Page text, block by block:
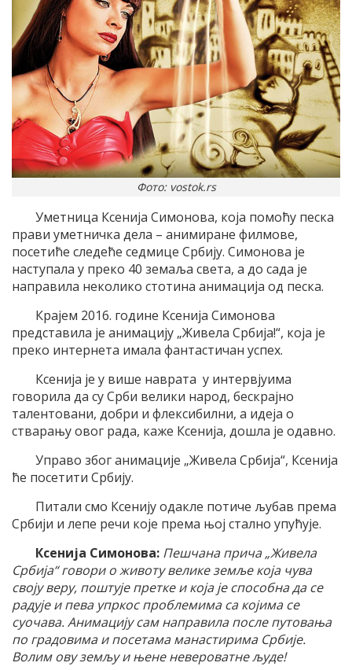
Фото: vostok.rs
Уметница Ксенија Симонова, која помоћу песка
прави уметничка дела – анимиране филмове,
посетиће следеће седмице Србију. Симонова је
наступала у преко 40 земаља света, а до сада је
направила неколико стотина анимација од песка.
Крајем 2016. године Ксенија Симонова
представила је анимацију „Живела Србија!“, која је
преко интернета имала фантастичан успех.
Ксенија је у више наврата у интервјуима
говорила да су Срби велики народ, бескрајно
талентовани, добри и флексибилни, а идеја о
стварању овог рада, каже Ксенија, дошла је одавно.
Управо због анимације „Живела Србија“, Ксенија
ће посетити Србију.
Питали смо Ксенију одакле потиче љубав према
Србији и лепе речи које према њој стално упућује.
Ксенија Симонова: Пешчана прича „Живела
Србија“ говори о животу велике земље која чува
своју веру, поштује претке и која је способна да се
радује и пева упркос проблемима са којима се
суочава. Анимацију сам направила после путовања
по градовима и посетама манастирима Србије.
Волим ову земљу и њене невероватне људе!